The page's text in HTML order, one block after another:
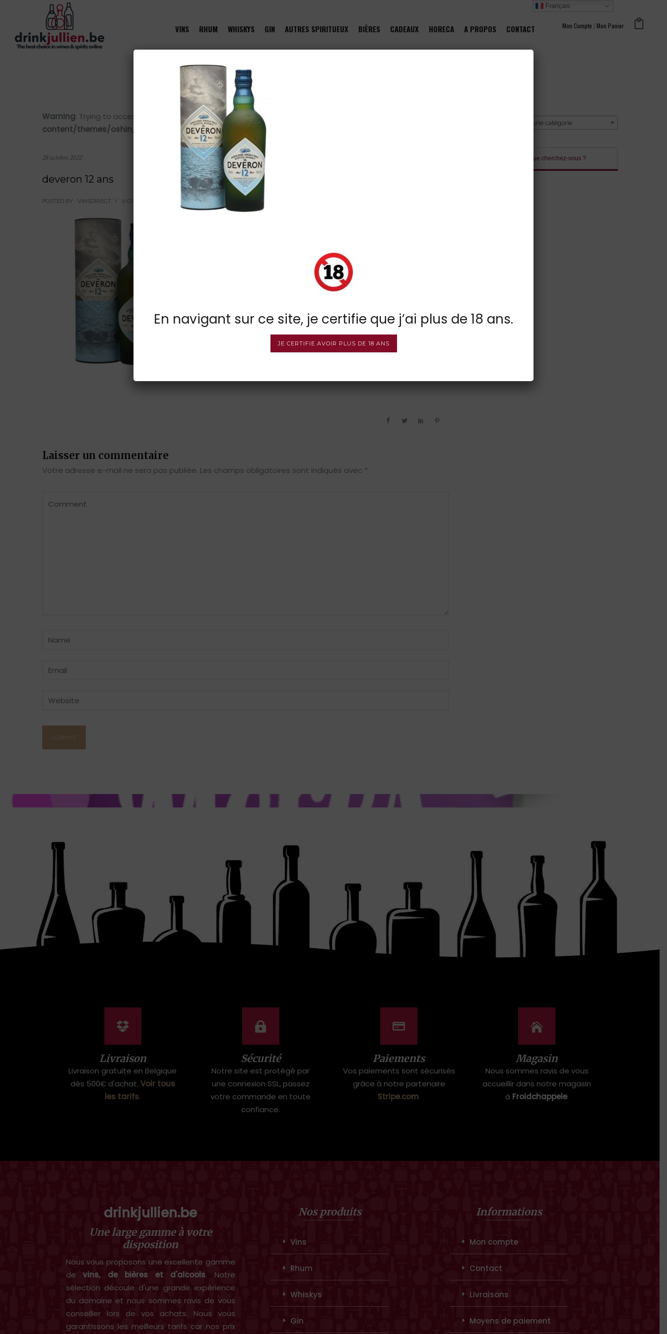
Mon Compte | Mon Panier
VINS RHUM WHISKYS GIN AUTRES SPIRITUEUX BIÈRES CADEAUX HORECA A PROPOS CONTACT
Warning: Trying to access array offset on value of type null in
content/themes/oshin/content.phpon line28
28 octobre 2022
deveron 12 ans
POSTED BY : VINSDIRECT / 0 COMMENTS UNDER :
Laisser un commentaire
Votre adresse e-mail ne sera pas publiée. Les champs obligatoires sont indiqués avec *
Sélectionner une catégorie
Livraison
Livraison gratuite en Belgique
dès 500€ d'achat. Voir tous
les tarifs.
Sécurité
Notre site est protégé par
une connexion SSL, passez
votre commande en toute
confiance.
Paiements
Vos paiements sont sécurisés
grâce à notre partenaire
Stripe.com.
Magasin
Nous sommes ravis de vous
accueillir dans notre magasin
à Froidchappele.
drinkjullien.be
Une large gamme à votre
disposition
Nous vous proposons une excellente gamme
devins, de bières et d'alcools. Notre
sélection découle d'une grande expérience
du domaine et nous sommes ravis de vous
conseiller lors de vos achats. Nous vous
garantissons les meilleurs tarifs car nos prix
Nos produits
Vins
Rhum
Whiskys
Gin
Informations
Mon compte
Contact
Livraisons
Moyens de paiement
Français
En navigant sur ce site, je certifie que j’ai plus de 18 ans.
JE CERTIFIE AVOIR PLUS DE 18 ANS